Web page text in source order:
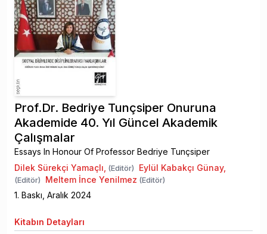
Prof.Dr. Bedriye Tunçsiper Onuruna
Akademide 40. Yıl Güncel Akademik
Çalışmalar
Essays In Honour Of Professor Bedriye Tunçsiper
Dilek Sürekçi Yamaçlı, (Editör) Eylül Kabakçı Günay,
(Editör) Meltem İnce Yenilmez (Editör)
1. Baskı, Aralık 2024
Kitabın Detayları